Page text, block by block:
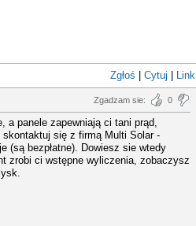
Zgłoś Cytuj Link
Zgadzam sie: 0
a panele zapewniają ci tani prąd,
się z firmą Multi Solar -
(są bezpłatne). Dowiesz sie wtedy
zrobi ci wstępne wyliczenia, zobaczysz